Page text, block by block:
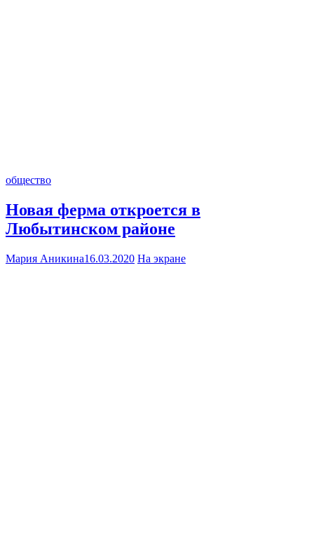
общество
Новая ферма откроется в
Любытинском районе
Мария Аникина16.03.2020 На экране